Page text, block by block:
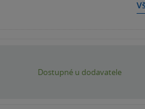
Dostupné u dodavatele